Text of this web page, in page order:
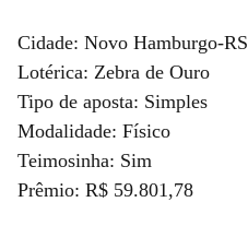
Cidade: Novo Hamburgo-RS
Lotérica: Zebra de Ouro
Tipo de aposta: Simples
Modalidade: Físico
Teimosinha: Sim
Prêmio: R$ 59.801,78